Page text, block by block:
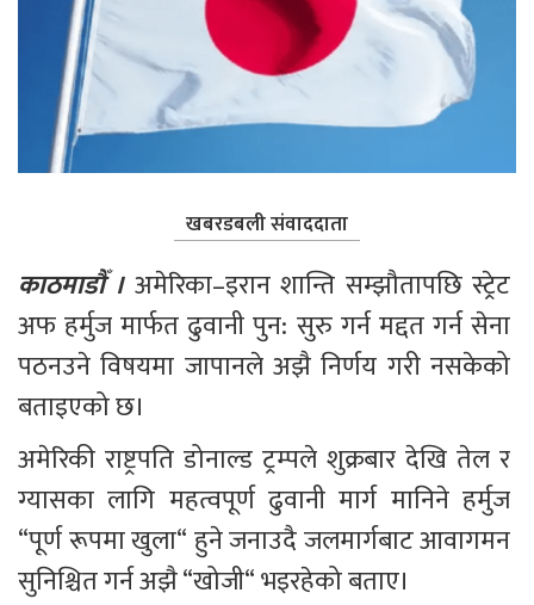
खबरडबली संवाददाता
काठमाडौँ । अमेरिका–इरान शान्ति सम्झौतापछि स्ट्रेट
अफ हर्मुज मार्फत ढुवानी पुन: सुरु गर्न मद्दत गर्न सेना
पठनउने विषयमा जापानले अझै निर्णय गरी नसकेको
बताइएको छ।
अमेरिकी राष्ट्रपति डोनाल्ड ट्रम्पले शुक्रबार देखि तेल र
ग्यासका लागि महत्वपूर्ण ढुवानी मार्ग मानिने हर्मुज
“पूर्ण रूपमा खुला“ हुने जनाउदै जलमार्गबाट आवागमन
सुनिश्चित गर्न अझै “खोजी“ भइरहेको बताए।